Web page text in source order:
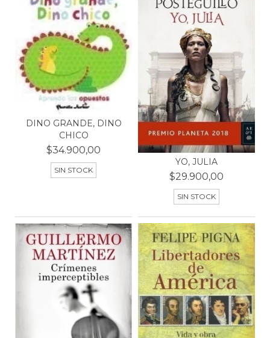
DINO GRANDE, DINO
CHICO
$34.900,00
SIN STOCK
YO, JULIA
$29.900,00
SIN STOCK